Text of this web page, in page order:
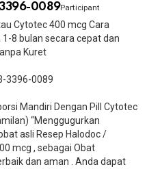
0089Participant
Cytotec 400 mcg Cara
8 bulan secara cepat dan
Kuret
3396-0089​
Mandiri Dengan Pill Cytotec
“Menggugurkan
asli Resep Halodoc /
mcg , sebagai Obat
dan aman . Anda dapat